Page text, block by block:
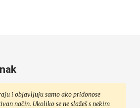
i objavljuju samo ako pridonose
način. Ukoliko se ne slažeš s nekim